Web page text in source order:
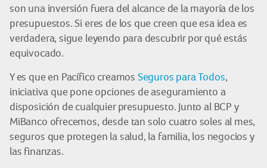
son una inversión fuera del alcance de la mayoría de los
presupuestos. Si eres de los que creen que esa idea es
verdadera, sigue leyendo para descubrir por qué estás
equivocado.
Y es que en Pacífico creamos Seguros para Todos,
iniciativa que pone opciones de aseguramiento a
disposición de cualquier presupuesto. Junto al BCP y
MiBanco ofrecemos, desde tan solo cuatro soles al mes,
seguros que protegen la salud, la familia, los negocios y
las finanzas.